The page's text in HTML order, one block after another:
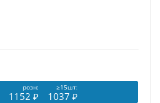
розн: ≥15шт:
1152 ₽
1037 ₽